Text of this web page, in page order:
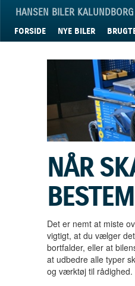
FORSIDE NYE BILER
HANSEN BILER
NÅR
Det er nemt at miste
vigtigt, at du vælger
bortfalder, eller at
at udbedre alle typer
og værktøj til rådighed.